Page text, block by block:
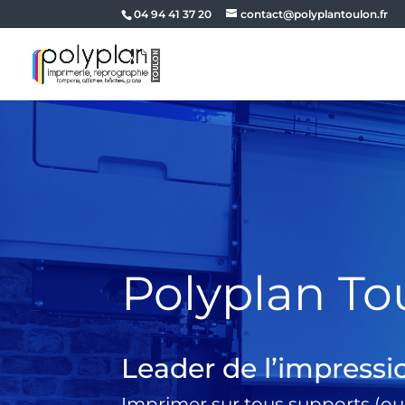
04 94 41 37 20 contact@polyplantoulon.fr
Polyplan
Leader de